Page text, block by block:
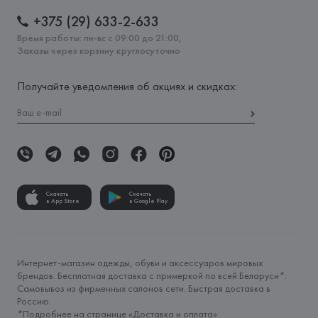
+375 (29) 633-2-633
Время работы: пн-вс с 09:00 до 21:00,
Заказы через корзину круглосуточно
Получайте уведомления об акциях и скидках:
Скачать
в App Store
Скачать
в Google Play
Интернет-магазин одежды, обуви и аксессуаров мировых
брендов. Бесплатная доставка с примеркой по всей Беларуси*.
Самовывоз из фирменных салонов сети. Быстрая доставка в
Россию.
*Подробнее на странице «Доставка и оплата»